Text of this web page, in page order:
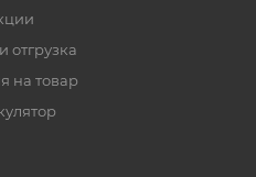
отгрузка
на товар